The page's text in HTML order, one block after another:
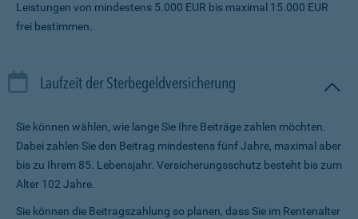
Leistungen von mindestens 5.000 EUR bis maximal 15.000 EUR
frei bestimmen.
Laufzeit der Sterbegeldversicherung
Sie können wählen, wie lange Sie Ihre Beiträge zahlen möchten.
Dabei zahlen Sie den Beitrag mindestens fünf Jahre, maximal aber
bis zu Ihrem 85. Lebensjahr. Versicherungsschutz besteht bis zum
Alter 102 Jahre.
Sie können die Beitragszahlung so planen, dass Sie im Renten­alter